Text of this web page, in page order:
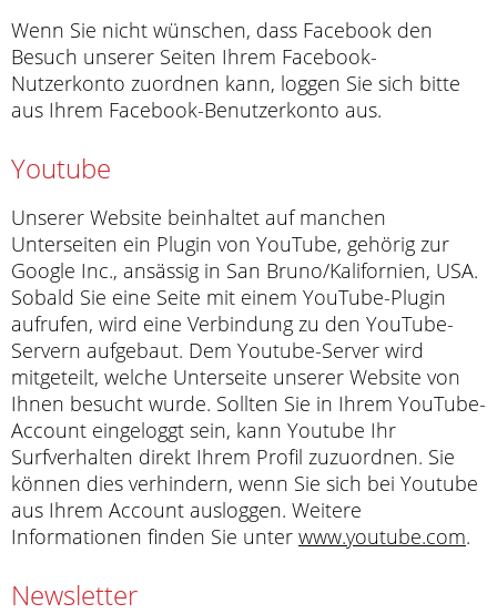
Wenn Sie nicht wünschen, dass Facebook den
Besuch unserer Seiten Ihrem Facebook-
Nutzerkonto zuordnen kann, loggen Sie sich bitte
aus Ihrem Facebook-Benutzerkonto aus.
Youtube
Unserer Website beinhaltet auf manchen
Unterseiten ein Plugin von YouTube, gehörig zur
Google Inc., ansässig in San Bruno/Kalifornien, USA.
Sobald Sie eine Seite mit einem YouTube-Plugin
aufrufen, wird eine Verbindung zu den YouTube-
Servern aufgebaut. Dem Youtube-Server wird
mitgeteilt, welche Unterseite unserer Website von
Ihnen besucht wurde. Sollten Sie in Ihrem YouTube-
Account eingeloggt sein, kann Youtube Ihr
Surfverhalten direkt Ihrem Profil zuzuordnen. Sie
können dies verhindern, wenn Sie sich bei Youtube
aus Ihrem Account ausloggen. Weitere
Informationen finden Sie unter www.youtube.com.
Newsletter